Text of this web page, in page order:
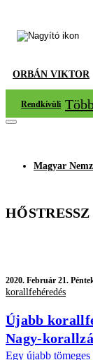
ORBÁN VIKTOR
Rendkívüli
Magyar
2020. Február 21.
korallfehéredés
Újabb
Nagy-
Egy újabb